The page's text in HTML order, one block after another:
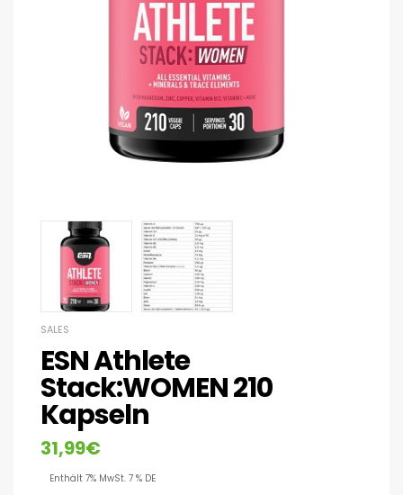
SALES
ESN Athlete
Stack:WOMEN 210
Kapseln
31,99€
Enthält 7% MwSt. 7 % DE